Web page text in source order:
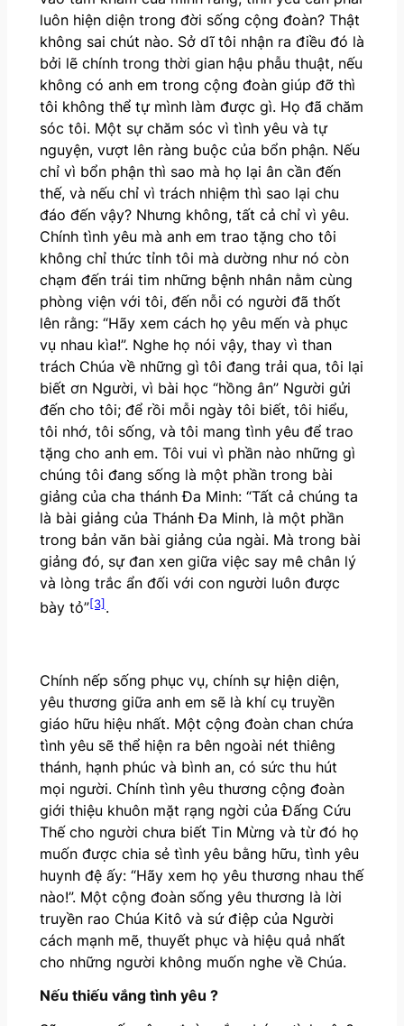
luôn hiện diện trong đời sống cộng đoàn? Thật
không sai chút nào. Sở dĩ tôi nhận ra điều đó là
bởi lẽ chính trong thời gian hậu phẫu thuật, nếu
không có anh em trong cộng đoàn giúp đỡ thì
tôi không thể tự mình làm được gì. Họ đã chăm
sóc tôi. Một sự chăm sóc vì tình yêu và tự
nguyện, vượt lên ràng buộc của bổn phận. Nếu
chỉ vì bổn phận thì sao mà họ lại ân cần đến
thế, và nếu chỉ vì trách nhiệm thì sao lại chu
đáo đến vậy? Nhưng không, tất cả chỉ vì yêu.
Chính tình yêu mà anh em trao tặng cho tôi
không chỉ thức tỉnh tôi mà dường như nó còn
chạm đến trái tim những bệnh nhân nằm cùng
phòng viện với tôi, đến nỗi có người đã thốt
lên rằng: “Hãy xem cách họ yêu mến và phục
vụ nhau kìa!”. Nghe họ nói vậy, thay vì than
trách Chúa về những gì tôi đang trải qua, tôi lại
biết ơn Người, vì bài học “hồng ân” Người gửi
đến cho tôi; để rồi mỗi ngày tôi biết, tôi hiểu,
tôi nhớ, tôi sống, và tôi mang tình yêu để trao
tặng cho anh em. Tôi vui vì phần nào những gì
chúng tôi đang sống là một phần trong bài
giảng của cha thánh Đa Minh: “Tất cả chúng ta
là bài giảng của Thánh Đa Minh, là một phần
trong bản văn bài giảng của ngài. Mà trong bài
giảng đó, sự đan xen giữa việc say mê chân lý
và lòng trắc ẩn đối với con người luôn được
bày tỏ”[3].
Chính nếp sống phục vụ, chính sự hiện diện,
yêu thương giữa anh em sẽ là khí cụ truyền
giáo hữu hiệu nhất. Một cộng đoàn chan chứa
tình yêu sẽ thể hiện ra bên ngoài nét thiêng
thánh, hạnh phúc và bình an, có sức thu hút
mọi người. Chính tình yêu thương cộng đoàn
giới thiệu khuôn mặt rạng ngời của Đấng Cứu
Thế cho người chưa biết Tin Mừng và từ đó họ
muốn được chia sẻ tình yêu bằng hữu, tình yêu
huynh đệ ấy: “Hãy xem họ yêu thương nhau thế
nào!”. Một cộng đoàn sống yêu thương là lời
truyền rao Chúa Kitô và sứ điệp của Người
cách mạnh mẽ, thuyết phục và hiệu quả nhất
cho những người không muốn nghe về Chúa.
Nếu thiếu vắng tình yêu ?